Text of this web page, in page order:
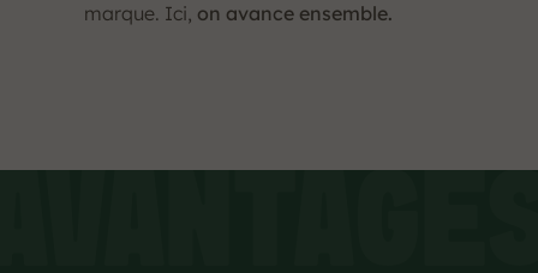
marque. Ici, on avance ensemble.